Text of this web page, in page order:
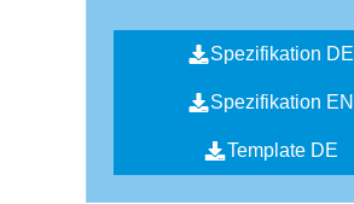
Spezifikation DE
Spezifikation EN
Template DE